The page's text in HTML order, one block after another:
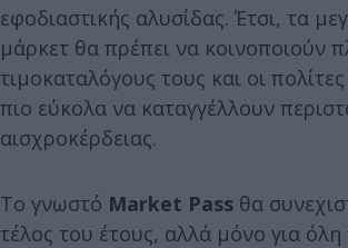
εφοδιαστικής αλυσίδας. Έτσι, τα
μάρκετ θα πρέπει να κοινοποιούν
τιμοκαταλόγους τους και οι
πιο εύκολα να καταγγέλλουν
αισχροκέρδειας.
Το γνωστό Market Pass θα
τέλος του έτους, αλλά μόνο για